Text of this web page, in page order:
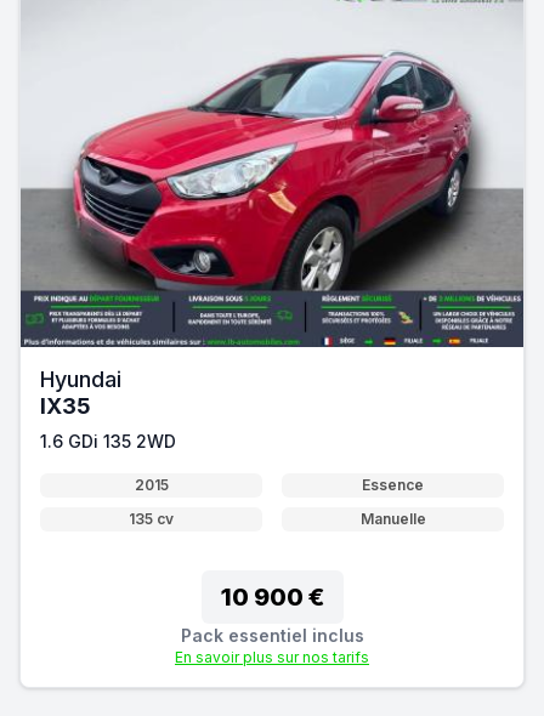
Hyundai
IX35
1.6 GDi 135 2WD
2015
Essence
135 cv
Manuelle
10 900 €
Pack essentiel inclus
En savoir plus sur nos tarifs